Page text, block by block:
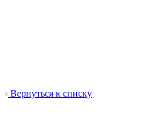
Вернуться к списку